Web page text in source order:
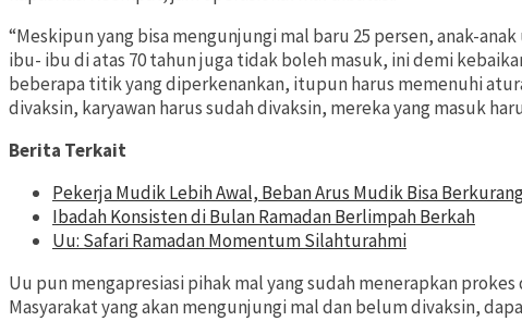
“Meskipun yang bisa mengunjungi mal baru 25 persen, anak-
ibu- ibu di atas 70 tahun juga tidak boleh masuk, ini demi
beberapa titik yang diperkenankan, itupun harus memenuhi
divaksin, karyawan harus sudah divaksin, mereka yang masuk
Berita Terkait
Pekerja Mudik Lebih Awal, Beban Arus Mudik Bisa
Ibadah Konsisten di Bulan Ramadan Berlimpah Berkah
Uu: Safari Ramadan Momentum Silahturahmi
Uu pun mengapresiasi pihak mal yang sudah menerapkan
Masyarakat yang akan mengunjungi mal dan belum divaksin,